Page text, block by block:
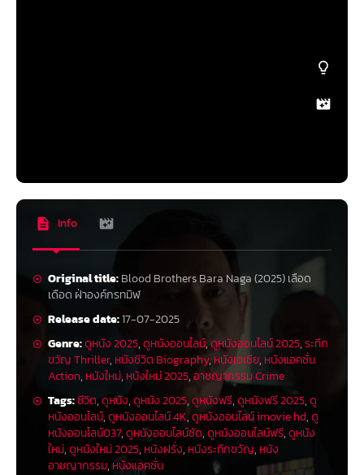
Info
Original title:Blood Brothers Bara Naga (2025) เลือด
เดือด ฝ่าองค์กรทมิฬ
Release date:17-07-2025
Genre:ดูหนัง 2025,ดูหนังออนไลน์,ดูหนังออนไลน์ 2025,ระทึก
ขวัญ Thriller, หนังชีวิต Biography, หนังเอเชีย, หนังแอคชั่น
Action, หนังใหม่, หนังใหม่ 2025,อาชญากรรม Crime
Tags:ชีวิต,ดูหนัง,ดูหนัง 2025,ดูหนังฟรี,ดูหนังฟรี 2025,ดู
หนังออนไลน์,ดูหนังออนไลน์ 4K,ดูหนังออนไลน์ imovie hd,ดู
หนังออนไลน์037,ดูหนังออนไลน์ชัด,ดูหนังออนไลน์ฟรี,ดูหนัง
ใหม่,ดูหนังใหม่ 2025, หนังฝรั่ง, หนังระทึกขวัญ, หนัง
อาชญากรรม, หนังแอคชั่น